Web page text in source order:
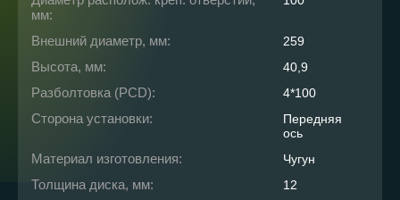
мм:
Внешний диаметр, мм: 259
Высота, мм: 40,9
Разболтовка (PCD): 4*100
Сторона установки:
Передняя
ось
Материал изготовления: Чугун
Толщина диска, мм: 12